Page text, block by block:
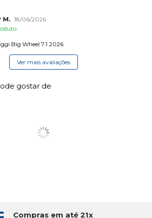
M. 18/06/2026
Big Wheel 7.1 2026
Ver mais avaliações
gostar de
Compras em até 21x